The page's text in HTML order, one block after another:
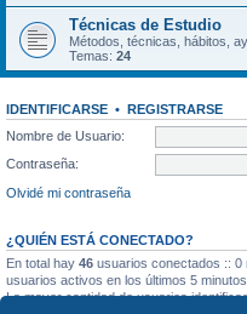
Técnicas de Estudio
Métodos, técnicas, hábitos,
Temas: 24
IDENTIFICARSE • REGISTRARSE
Nombre de Usuario:
Contraseña:
Olvidé mi contraseña
¿QUIÉN ESTÁ CONECTADO?
En total hay 46 usuarios conectados ::
usuarios activos en los últimos 5
La mayor cantidad de usuarios